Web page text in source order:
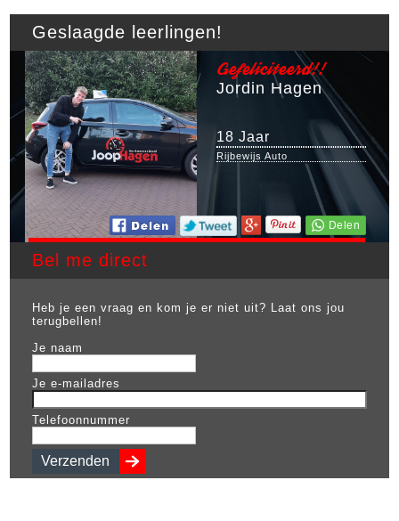
Geslaagde leerlingen!
Gefeliciteerd!!
Jordin Hagen
18 Jaar
Rijbewijs Auto
Bel me direct
Heb je een vraag en kom je er niet uit? Laat ons jou
terugbellen!
Je naam
Je e-mailadres
Telefoonnummer